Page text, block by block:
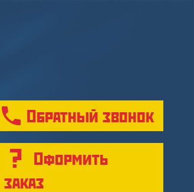
Обратный звонок
Оформить
заказ